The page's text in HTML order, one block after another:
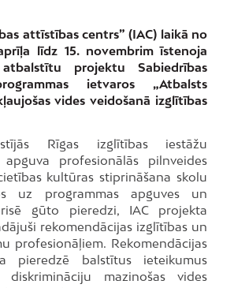
attīstības centrs” (IAC) laikā no
līdz 15. novembrim īstenoja
projektu Sabiedrības
ietvaros „Atbalsts
vides veidošanā izglītības
Rīgas izglītības iestāžu
profesionālās pilnveides
kultūras stiprināšana skolu
uz programmas apguves un
gūto pieredzi, IAC projekta
rekomendācijas izglītības un
profesionāļiem. Rekomendācijas
pieredzē balstītus ieteikumus
diskrimināciju mazinošas vides